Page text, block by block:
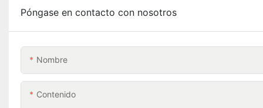
Póngase en contacto con nosotros
Nombre
Contenido